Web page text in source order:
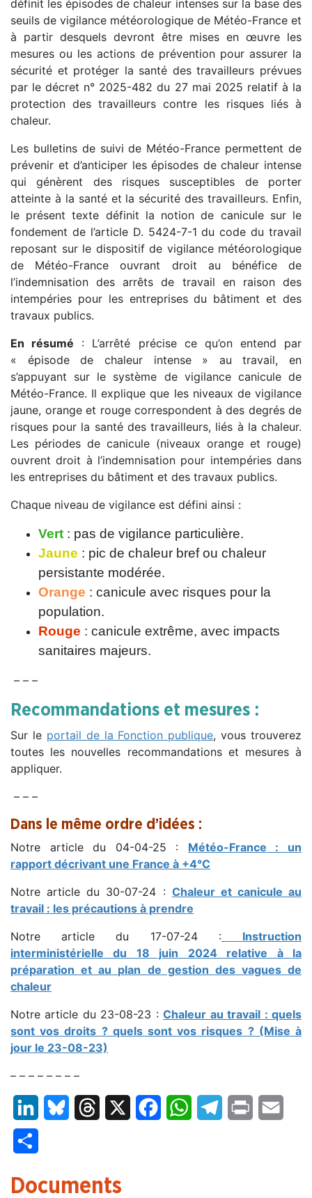
définit les épisodes de chaleur intenses sur la base des
seuils de vigilance météorologique de Météo-France et
à partir desquels devront être mises en œuvre les
mesures ou les actions de prévention pour assurer la
sécurité et protéger la santé des travailleurs prévues
par le décret n° 2025-482 du 27 mai 2025 relatif à la
protection des travailleurs contre les risques liés à
chaleur.
Les bulletins de suivi de Météo-France permettent de
prévenir et d’anticiper les épisodes de chaleur intense
qui génèrent des risques susceptibles de porter
atteinte à la santé et la sécurité des travailleurs. Enfin,
le présent texte définit la notion de canicule sur le
fondement de l’article D. 5424-7-1 du code du travail
reposant sur le dispositif de vigilance météorologique
de Météo-France ouvrant droit au bénéfice de
l’indemnisation des arrêts de travail en raison des
intempéries pour les entreprises du bâtiment et des
travaux publics.
En résumé : L’arrêté précise ce qu’on entend par
« épisode de chaleur intense » au travail, en
s’appuyant sur le système de vigilance canicule de
Météo-France. Il explique que les niveaux de vigilance
jaune, orange et rouge correspondent à des degrés de
risques pour la santé des travailleurs, liés à la chaleur.
Les périodes de canicule (niveaux orange et rouge)
ouvrent droit à l’indemnisation pour intempéries dans
les entreprises du bâtiment et des travaux publics.
Chaque niveau de vigilance est défini ainsi :
Vert : pas de vigilance particulière.
Jaune : pic de chaleur bref ou chaleur
persistante modérée.
Orange : canicule avec risques pour la
population.
Rouge : canicule extrême, avec impacts
sanitaires majeurs.
– – –
Recommandations et mesures :
Sur le portail de la Fonction publique, vous trouverez
toutes les nouvelles recommandations et mesures à
appliquer.
– – –
Dans le même ordre d’idées :
Notre article du 04-04-25 : Météo-France : un
rapport décrivant une France à +4°C
Notre article du 30-07-24 : Chaleur et canicule au
travail : les précautions à prendre
Notre article du 17-07-24 :
Instruction
interministérielle du 18 juin 2024 relative à la
préparation et au plan de gestion des vagues de
chaleur
Notre article du 23-08-23 :Chaleur au travail : quels
sont vos droits ? quels sont vos risques ? (Mise à
jour le 23-08-23)
– – – – – – – –
LinkedInBluesky Threads FacebookWhatsAppTelegram
Print
Documents